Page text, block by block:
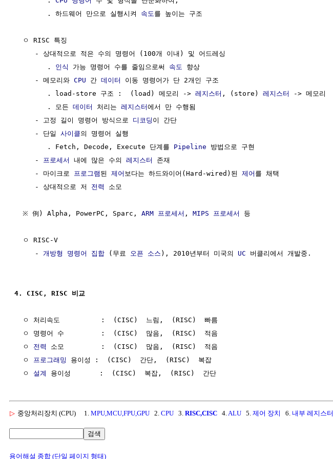
        . 하드웨어 만으로 실행시켜
속도 를 높이는 구조
  ㅇ RISC 특징
     - 상대적으로 적은 수의 명령어 (100개 이내) 및 어드레싱
        .
인식 가능 명령어 수를 줄임으로써 속도
향상
     - 메모리와
CPU 간 데이터
이동 명령어가 단 2개인 구조
        . load-store 구조 :  (load) 메모리 ->
레지스터 , (store) 레지스터
-> 메모리
        . 모든
데이터 처리는 레지스터에서 만 수행됨
     - 고정 길이 명령어 방식으로
디코딩 이 간단
     - 단일
사이클의 명령어 실행
        . Fetch, Decode, Execute 단계를
Pipeline 방법으로 구현
     -
프로세서 내에 많은 수의 레지스터
존재
     - 마이크로
프로그램 된 제어 보다는 하드와이어(Hard-wired)된 제어 를 채택
     - 상대적으로 저
전력 소모
  ※ 例) Alpha, PowerPC, Sparc,
ARM 프로세서 , MIPS 프로세서 등
  ㅇ RISC-V
     -
개방형 명령어 집합 (무료 오픈 소스 ), 2010년부터 미국의 UC 버클리에서 개발중.
4. CISC, RISC 비교
  ㅇ 처리속도          :  (CISC)  느림,  (RISC)  빠름
  ㅇ 명령어 수         :  (CISC)  많음,  (RISC)  적음
  ㅇ
전력
소모         :  (CISC)  많음,  (RISC)  적음
  ㅇ
프로그래밍
용이성 :  (CISC)  간단,  (RISC)  복잡
  ㅇ
설계
▷ 중앙처리장치 (CPU) 1. MPU,MCU,FPU,GPU 2. CPU 3. RISC,CISC 4. ALU 5. 제어 장치 6. 내부 레지스터
검색
용어해설 종합 (단일 페이지 형태)